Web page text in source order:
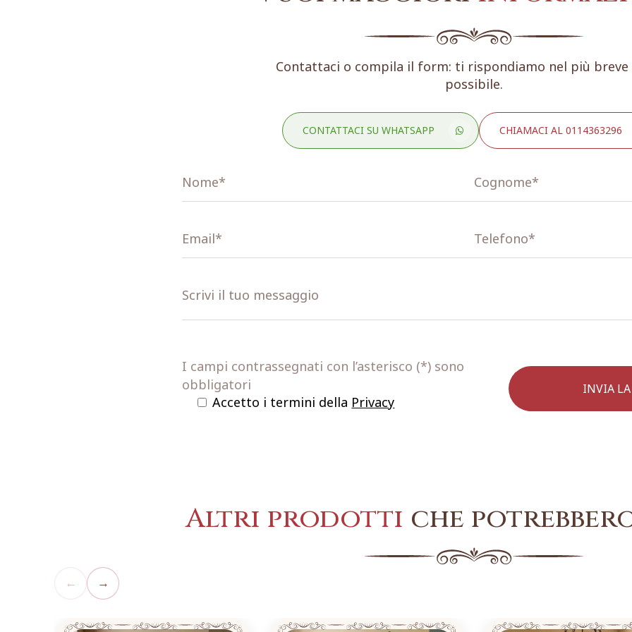
Contattaci o compila il form: ti rispondiamo nel più
possibile.
CONTATTACI SU WHATSAPP CHIAMACI AL 0114363296
I campi contrassegnati con l’asterisco (*) sono
obbligatori
Accetto i termini della Privacy
Altri prodotti che
← →